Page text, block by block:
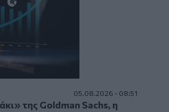
05.08.2026 - 08:51
της Goldman Sachs, η